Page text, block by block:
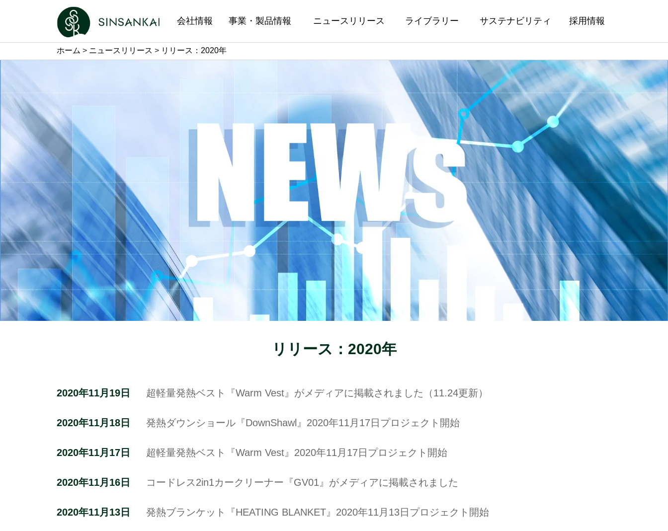
会社情報 事業・製品情報 ニュースリリース ライブラリー サステナビリティ 採用情報
ホーム > ニュースリリース > リリース：2020年
リリース：2020年
2020年11月19日 超軽量発熱ベスト『Warm Vest』がメディアに掲載されました（11.24更新）
2020年11月18日 発熱ダウンショール『DownShawl』2020年11月17日プロジェクト開始
2020年11月17日 超軽量発熱ベスト『Warm Vest』2020年11月17日プロジェクト開始
2020年11月16日 コードレス2in1カークリーナー『GV01』がメディアに掲載されました
2020年11月13日 発熱ブランケット『HEATING BLANKET』2020年11月13日プロジェクト開始